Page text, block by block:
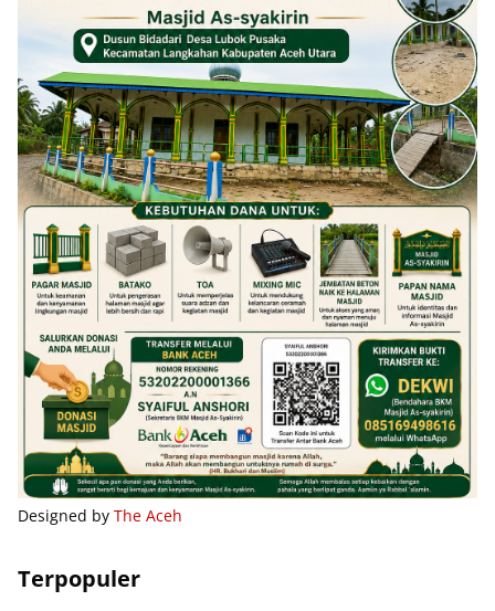
Designed by The Aceh
Terpopuler